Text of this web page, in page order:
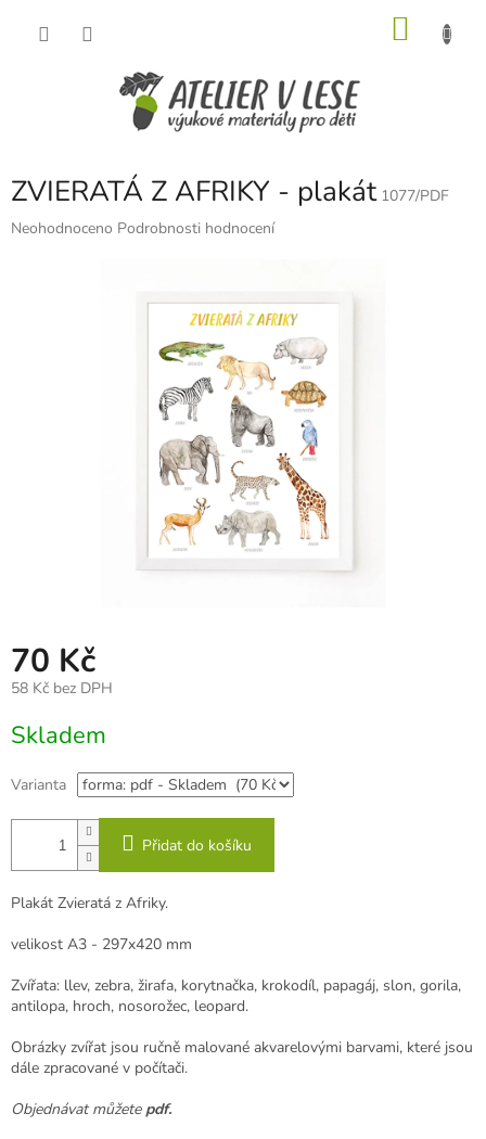
ZVIERATÁ Z AFRIKY - plakát 1077/PDF
Průměrné
Neohodnoceno Podrobnosti hodnocení
70 Kč
58 Kč bez DPH
cena:
Skladem
Varianta
Přidat do košíku
Plakát Zvieratá z Afriky.
velikost A3 - 297x420 mm
Zvířata: llev, zebra, žirafa, korytnačka, krokodíl, papagáj, slon, gorila,
antilopa, hroch, nosorožec, leopard.
Obrázky zvířat jsou ručně malované akvarelovými barvami, které jsou
dále zpracované v počítači.
Objednávat můžetepdf.